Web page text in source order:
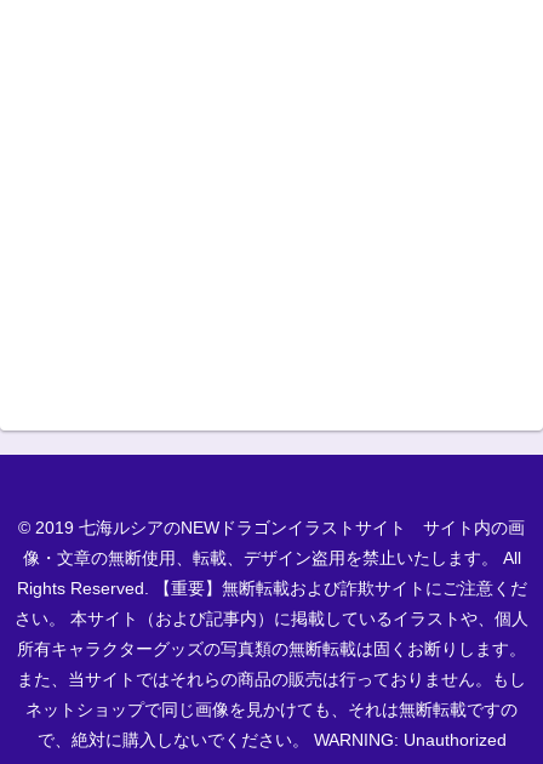
© 2019 七海ルシアのNEWドラゴンイラストサイト サイト内の画
像・文章の無断使用、転載、デザイン盗用を禁止いたします。 All
Rights Reserved. 【重要】無断転載および詐欺サイトにご注意くだ
さい。 本サイト（および記事内）に掲載しているイラストや、個人
所有キャラクターグッズの写真類の無断転載は固くお断りします。
また、当サイトではそれらの商品の販売は行っておりません。もし
ネットショップで同じ画像を見かけても、それは無断転載ですの
で、絶対に購入しないでください。 WARNING: Unauthorized